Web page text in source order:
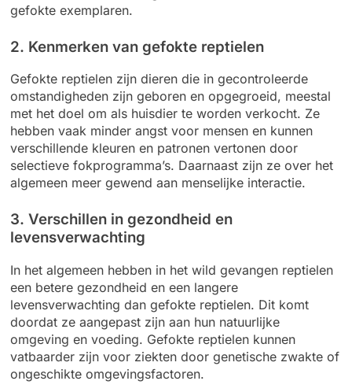
gefokte exemplaren.
2. Kenmerken van gefokte reptielen
Gefokte reptielen zijn dieren die in gecontroleerde
omstandigheden zijn geboren en opgegroeid, meestal
met het doel om als huisdier te worden verkocht. Ze
hebben vaak minder angst voor mensen en kunnen
verschillende kleuren en patronen vertonen door
selectieve fokprogramma’s. Daarnaast zijn ze over het
algemeen meer gewend aan menselijke interactie.
3. Verschillen in gezondheid en
levensverwachting
In het algemeen hebben in het wild gevangen reptielen
een betere gezondheid en een langere
levensverwachting dan gefokte reptielen. Dit komt
doordat ze aangepast zijn aan hun natuurlijke
omgeving en voeding. Gefokte reptielen kunnen
vatbaarder zijn voor ziekten door genetische zwakte of
ongeschikte omgevingsfactoren.